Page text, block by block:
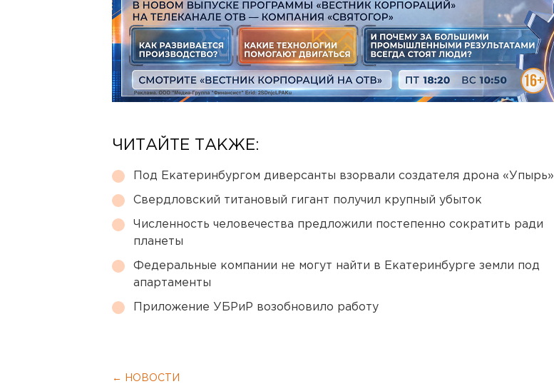
ЧИТАЙТЕ ТАКЖЕ:
Под Екатеринбургом диверсанты взорвали создателя дрона «Упырь»
Свердловский титановый гигант получил крупный убыток
Численность человечества предложили постепенно сократить ради
планеты
Федеральные компании не могут найти в Екатеринбурге земли под
апартаменты
Приложение УБРиР возобновило работу
← НОВОСТИ